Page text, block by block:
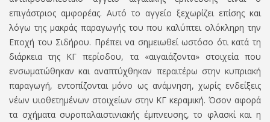
επιγάστριος αμφορέας. Αυτό το αγγείο ξεχωρίζει επίσης και
λόγω της μακράς παραγωγής του που καλύπτει ολόκληρη την
Εποχή του Σιδήρου. Πρέπει να σημειωθεί ωστόσο ότι κατά τη
διάρκεια της ΚΓ περίοδου, τα «αιγαιάζοντα» στοιχεία που
ενσωματώθηκαν και αναπτύχθηκαν περαιτέρω στην κυπριακή
παραγωγή, εντοπίζονται μόνο ως ανάμνηση, χωρίς ενδείξεις
νέων υιοθετημένων στοιχείων στην ΚΓ κεραμική. Όσον αφορά
τα σχήματα συροπαλαιστινιακής έμπνευσης, το φλασκί και η